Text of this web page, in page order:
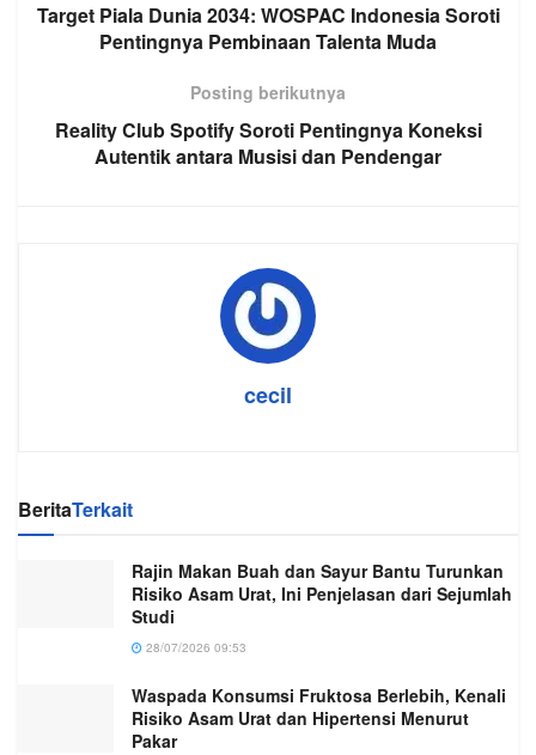
Target Piala Dunia 2034: WOSPAC Indonesia Soroti
Pentingnya Pembinaan Talenta Muda
Posting berikutnya
Reality Club Spotify Soroti Pentingnya Koneksi
Autentik antara Musisi dan Pendengar
cecil
BeritaTerkait
Rajin Makan Buah dan Sayur Bantu Turunkan
Risiko Asam Urat, Ini Penjelasan dari Sejumlah
Studi
28/07/2026 09:53
Waspada Konsumsi Fruktosa Berlebih, Kenali
Risiko Asam Urat dan Hipertensi Menurut
Pakar